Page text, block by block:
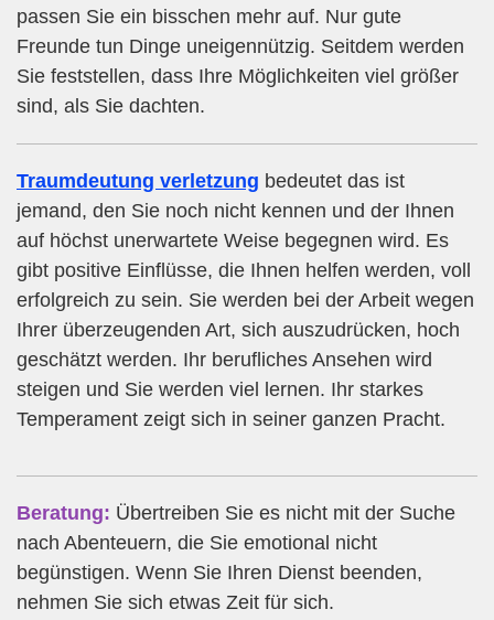
passen Sie ein bisschen mehr auf. Nur gute
Freunde tun Dinge uneigennützig. Seitdem werden
Sie feststellen, dass Ihre Möglichkeiten viel größer
sind, als Sie dachten.
Traumdeutung verletzung bedeutet das ist
jemand, den Sie noch nicht kennen und der Ihnen
auf höchst unerwartete Weise begegnen wird. Es
gibt positive Einflüsse, die Ihnen helfen werden, voll
erfolgreich zu sein. Sie werden bei der Arbeit wegen
Ihrer überzeugenden Art, sich auszudrücken, hoch
geschätzt werden. Ihr berufliches Ansehen wird
steigen und Sie werden viel lernen. Ihr starkes
Temperament zeigt sich in seiner ganzen Pracht.
Beratung: Übertreiben Sie es nicht mit der Suche
nach Abenteuern, die Sie emotional nicht
begünstigen. Wenn Sie Ihren Dienst beenden,
nehmen Sie sich etwas Zeit für sich.